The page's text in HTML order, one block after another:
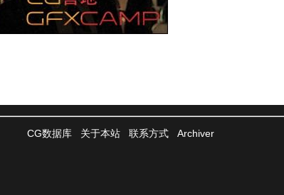
CG数据库 关于本站 联系方式 Archiver